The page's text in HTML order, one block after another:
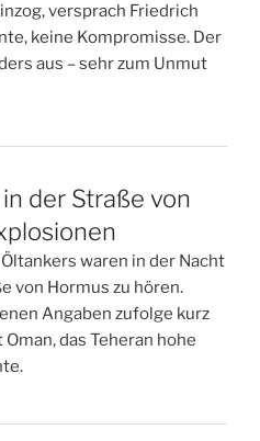
versprach Friedrich
keine Kompromisse. Der
aus – sehr zum Unmut
der Straße von
waren in der Nacht
von Hormus zu hören.
Angaben zufolge kurz
das Teheran hohe